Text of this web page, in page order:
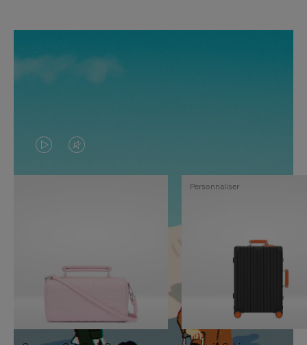
LA
VIDÉO
PAUSE,
APPUYEZ
SUR
LE
SON
DÉSACTIVÉ.
VEUILLEZ
Personnaliser